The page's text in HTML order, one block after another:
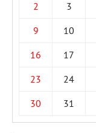
2
3
9
10
16
17
23
24
30
31